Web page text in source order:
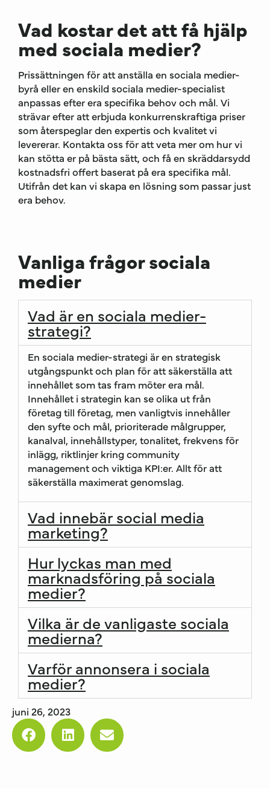
Vad kostar det att få hjälp
med sociala medier?
Prissättningen för att anställa en sociala medier-
byrå eller en enskild sociala medier-specialist
anpassas efter era specifika behov och mål. Vi
strävar efter att erbjuda konkurrenskraftiga priser
som återspeglar den expertis och kvalitet vi
levererar. Kontakta oss för att veta mer om hur vi
kan stötta er på bästa sätt, och få en skräddarsydd
kostnadsfri offert baserat på era specifika mål.
Utifrån det kan vi skapa en lösning som passar just
era behov.
Vanliga frågor sociala
medier
Vad är en sociala medier-
strategi?
En sociala medier-strategi är en strategisk
utgångspunkt och plan för att säkerställa att
innehållet som tas fram möter era mål.
Innehållet i strategin kan se olika ut från
företag till företag, men vanligtvis innehåller
den syfte och mål, prioriterade målgrupper,
kanalval, innehållstyper, tonalitet, frekvens för
inlägg, riktlinjer kring community
management och viktiga KPI:er. Allt för att
säkerställa maximerat genomslag.
Vad innebär social media
marketing?
Hur lyckas man med
marknadsföring på sociala
medier?
Vilka är de vanligaste sociala
medierna?
Varför annonsera i sociala
medier?
juni 26, 2023